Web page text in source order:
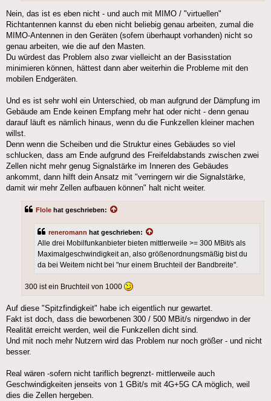
Nein, das ist es eben nicht - und auch mit MIMO / "virtuellen"
Richtantennen kannst du eben nicht beliebig genau arbeiten, zumal die
MIMO-Antennen in den Geräten (sofern überhaupt vorhanden) nicht so
genau arbeiten, wie die auf den Masten.
Du würdest das Problem also zwar vielleicht an der Basisstation
minimieren können, hättest dann aber weiterhin die Probleme mit den
mobilen Endgeräten.
Und es ist sehr wohl ein Unterschied, ob man aufgrund der Dämpfung im
Gebäude am Ende keinen Empfang mehr hat oder nicht - denn genau
darauf läuft es nämlich hinaus, wenn du die Funkzellen kleiner machen
willst.
Denn wenn die Scheiben und die Struktur eines Gebäudes so viel
schlucken, dass am Ende aufgrund des Freifeldabstands zwischen zwei
Zellen nicht mehr genug Signalstärke im Inneren des Gebäudes
ankommt, dann hilft dein Ansatz mit "verringern wir die Signalstärke,
damit wir mehr Zellen aufbauen können" halt nicht weiter.
Flole hat geschrieben:
reneromann hat geschrieben:
Alle drei Mobilfunkanbieter bieten mittlerweile >= 300 MBit/s als
Maximalgeschwindigkeit an, also größenordnungsmäßig bist du
da bei Weitem nicht bei "nur einem Bruchteil der Bandbreite".
300 ist ein Bruchteil von 1000
Auf diese "Spitzfindigkeit" habe ich eigentlich nur gewartet.
Fakt ist doch, dass die beworbenen 300 / 500 MBit/s nirgendwo in der
Realität erreicht werden, weil die Funkzellen dicht sind.
Und mit noch mehr Nutzern wird das Problem nur noch größer - und nicht
besser.
Real wären -sofern nicht tariflich begrenzt- mittlerweile auch
Geschwindigkeiten jenseits von 1 GBit/s mit 4G+5G CA möglich, weil
dies die Zellen hergeben.